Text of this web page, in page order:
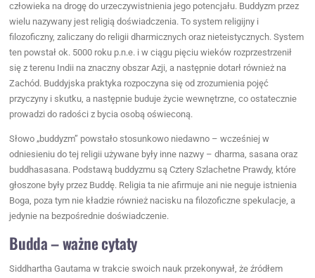
człowieka na drogę do urzeczywistnienia jego potencjału. Buddyzm przez
wielu nazywany jest religią doświadczenia. To system religijny i
filozoficzny, zaliczany do religii dharmicznych oraz nieteistycznych. System
ten powstał ok. 5000 roku p.n.e. i w ciągu pięciu wieków rozprzestrzenił
się z terenu Indii na znaczny obszar Azji, a następnie dotarł również na
Zachód. Buddyjska praktyka rozpoczyna się od zrozumienia pojęć
przyczyny i skutku, a następnie buduje życie wewnętrzne, co ostatecznie
prowadzi do radości z bycia osobą oświeconą.
Słowo „buddyzm” powstało stosunkowo niedawno – wcześniej w
odniesieniu do tej religii używane były inne nazwy – dharma, sasana oraz
buddhasasana. Podstawą buddyzmu są Cztery Szlachetne Prawdy, które
głoszone były przez Buddę. Religia ta nie afirmuje ani nie neguje istnienia
Boga, poza tym nie kładzie również nacisku na filozoficzne spekulacje, a
jedynie na bezpośrednie doświadczenie.
Budda – ważne cytaty
Siddhartha Gautama w trakcie swoich nauk przekonywał, że źródłem